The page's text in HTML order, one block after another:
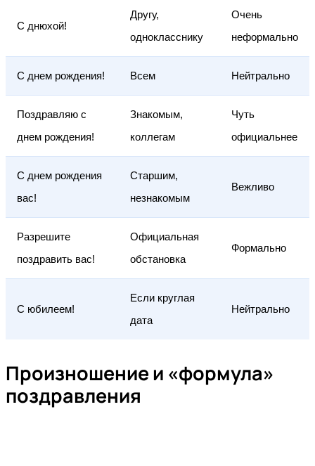
С днюхой!
Другу,
однокласснику
Очень
неформально
С днем рождения! Всем Нейтрально
Поздравляю с
днем рождения!
Знакомым,
коллегам
Чуть
официальнее
С днем рождения
вас!
Старшим,
незнакомым
Вежливо
Разрешите
поздравить вас!
Официальная
обстановка
Формально
С юбилеем!
Если круглая
дата
Нейтрально
Произношение и «формула»
поздравления